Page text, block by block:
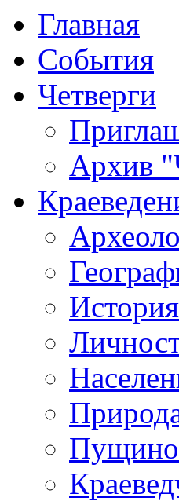
Главная
События
Четверги
Архив
История
Пущино